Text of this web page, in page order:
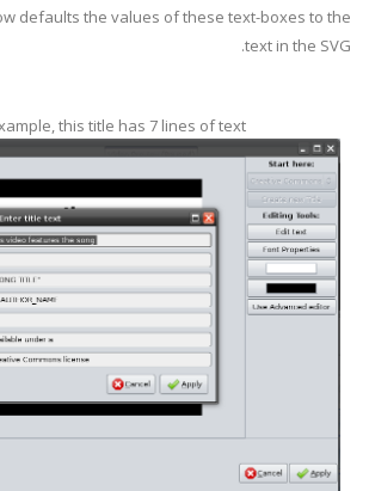
defaults the values of these text-boxes to the
text in the SVG.
this title has 7 lines of text: